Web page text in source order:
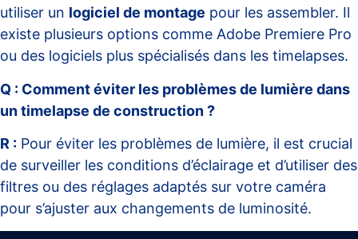
utiliser un logiciel de montage pour les assembler. Il
existe plusieurs options comme Adobe Premiere Pro
ou des logiciels plus spécialisés dans les timelapses.
Q : Comment éviter les problèmes de lumière dans
un timelapse de construction ?
R : Pour éviter les problèmes de lumière, il est crucial
de surveiller les conditions d’éclairage et d’utiliser des
filtres ou des réglages adaptés sur votre caméra
pour s’ajuster aux changements de luminosité.